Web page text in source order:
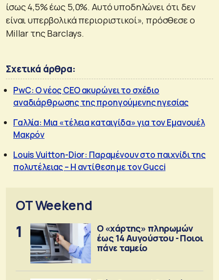
ίσως 4,5% έως 5,0%. Αυτό υποδηλώνει ότι δεν
είναι υπερβολικά περιοριστικοί», πρόσθεσε ο
Millar της Barclays.
Σχετικά άρθρα:
PwC: Ο νέος CEO ακυρώνει το σχέδιο
αναδιάρθρωσης της προηγούμενης ηγεσίας
Γαλλία: Μια «τέλεια καταιγίδα» για τον Εμανουέλ
Μακρόν
Louis Vuitton-Dior: Παραμένουν στο παιχνίδι της
πολυτέλειας – Η αντίθεση με τον Gucci
OT Weekend
1
Ο «χάρτης» πληρωμών
έως 14 Αυγούστου - Ποιοι
πάνε ταμείο